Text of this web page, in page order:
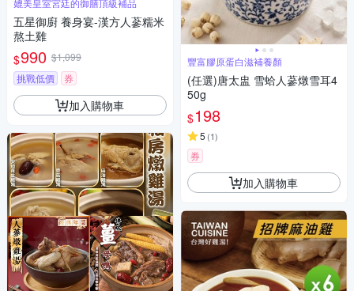
媲美皇室宮廷的御膳頂級補品
五星御廚 養身宴-漢方人蔘糯米
熬土雞
$990 $1,099
挑戰低價
券
加入購物車
豐富膠原蛋白滋補養顏
(任選)唐太盅 雪蛤人蔘燉雪耳4
50g
$198
5 (1)
券
加入購物車